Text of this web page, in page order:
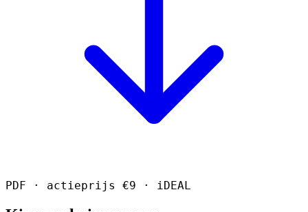
PDF · actieprijs €9 · iDEAL